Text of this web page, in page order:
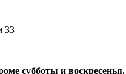
33
субботы и воскресенья.